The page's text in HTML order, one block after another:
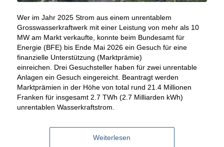
Wer im Jahr 2025 Strom aus einem unrentablem
Grosswasserkraftwerk mit einer Leistung von mehr als 10
MWam Markt verkaufte, konnte beim Bundesamt für
Energie (BFE) bis Ende Mai 2026 ein Gesuch für eine
finanzielle Unterstützung (Marktprämie)
einreichen. Drei Gesuchsteller haben für zwei unrentable
Anlagen ein Gesuch eingereicht. Beantragt werden
Marktprämien in der Höhe von total rund 21.4 Millionen
Franken für insgesamt 2.7 TWh (2.7 Milliarden kWh)
unrentablen Wasserkraftstrom.
Weiterlesen